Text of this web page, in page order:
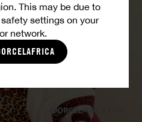
This may be due to
settings on your
network.